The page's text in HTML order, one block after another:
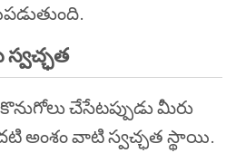
స్వచ్ఛత
చేసేటప్పుడు మీరు
అంశం వాటి స్వచ్ఛత స్థాయి.